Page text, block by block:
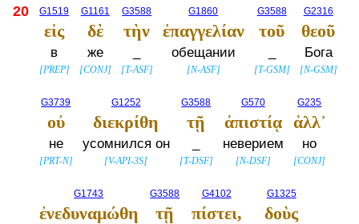
20 G1519
εἰς
в
[PREP]
G1161
δὲ
же
[CONJ]
G3588
τὴν
[T-ASF]
G1860
ἐπαγγελίαν
обещании
[N-ASF]
G3588
τοῦ
[T-GSM]
G2316
θεοῦ
Бога
[N-GSM]
G3739
οὐ
не
[PRT-N]
G1252
διεκρίθη
усомнился он
[V-API-3S]
G3588
τῇ
[T-DSF]
G570
ἀπιστίᾳ
неверием
[N-DSF]
G235
ἀλλ᾽
но
[CONJ]
G1743
ἐνεδυναμώθη
G3588
τῇ
G4102
πίστει,
G1325
δοὺς